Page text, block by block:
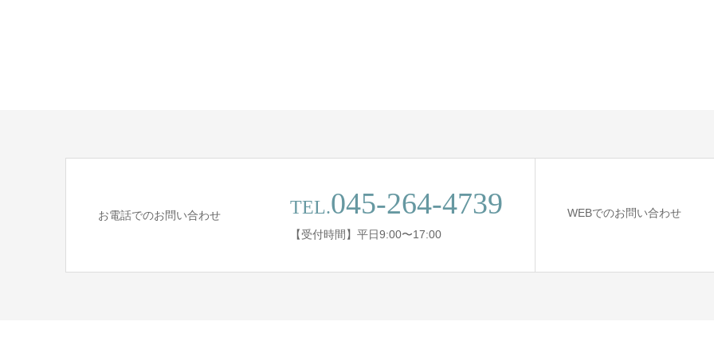
お電話でのお問い合わせ TEL.045-264-4739
【受付時間】平日9:00〜17:00
WEBでのお問い合わせ